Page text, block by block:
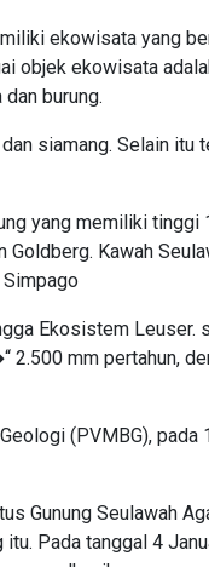
ekowisata yang
objek ekowisata
burung.
siamang. Selain itu
yang memiliki
Kawah
Simpago
Ekosistem Leuser.
2.500 mm pertahun,
(PVMBG),
Gunung Seulawah
Pada tanggal 4